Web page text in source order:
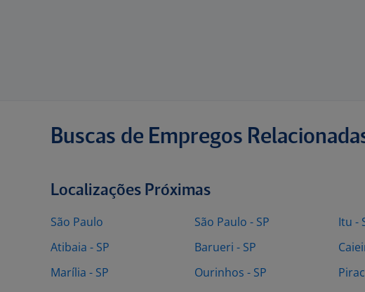
Buscas de Empregos
Localizações Próximas
São Paulo
Atibaia - SP
Marília - SP
São Paulo - SP
Barueri - SP
Ourinhos - SP
Itu -